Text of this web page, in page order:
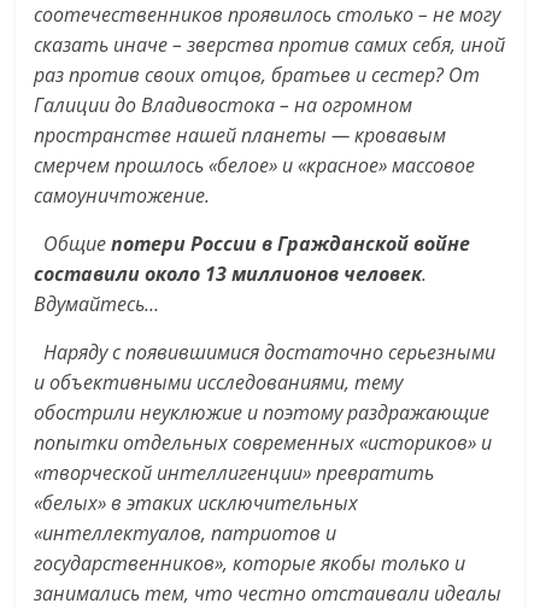
соотечественников проявилось столько – не могу
сказать иначе – зверства против самих себя, иной
раз против своих отцов, братьев и сестер? От
Галиции до Владивостока – на огромном
пространстве нашей планеты — кровавым
смерчем прошлось «белое» и «красное» массовое
самоуничтожение.
Общиепотери России в Гражданской войне
составили около 13 миллионов человек.
Вдумайтесь…
Наряду с появившимися достаточно серьезными
и объективными исследованиями, тему
обострили неуклюжие и поэтому раздражающие
попытки отдельных современных «историков» и
«творческой интеллигенции» превратить
«белых» в этаких исключительных
«интеллектуалов, патриотов и
государственников», которые якобы только и
занимались тем, что честно отстаивали идеалы